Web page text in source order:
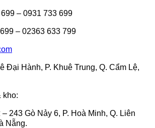
– 0931 733 699
– 02363 633 799
Đại Hành, P. Khuê Trung, Q. Cẩm Lệ,
kho:
– 243 Gò Nảy 6, P. Hoà Minh, Q. Liên
Nẵng.